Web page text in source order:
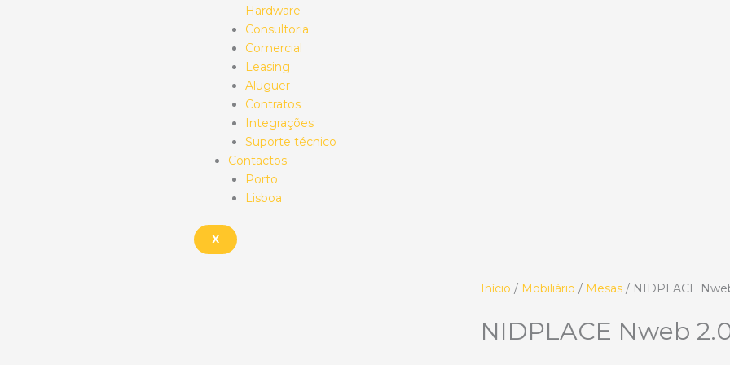
Hardware
Consultoria
Comercial
Leasing
Aluguer
Contratos
Integrações
Suporte técnico
Contactos
Porto
Lisboa
X
Início / Mobiliário / Mesas / NIDPLACE
NIDPLACE Nweb